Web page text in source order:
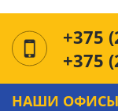
+375
+375
НАШИ